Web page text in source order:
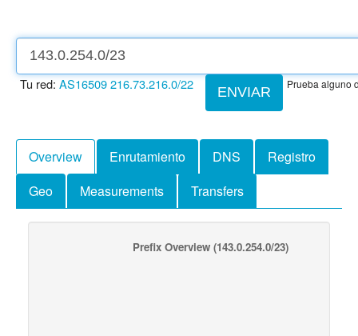
ENVIAR
Tu red: AS16509216.73.216.0/22 Prueba alguno
Overview Enrutamiento DNS
Registro
Geo
Measurements Transfers
Prefix Overview (143.0.254.0/23)